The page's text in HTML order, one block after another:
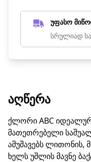
უფასო
სრულიად
ᲐᲦᲬᲔᲠᲐ
ქლორი ABC
მათეთრებელი
ამუშავებს ლითონის,
ხელს უშლის მავნე